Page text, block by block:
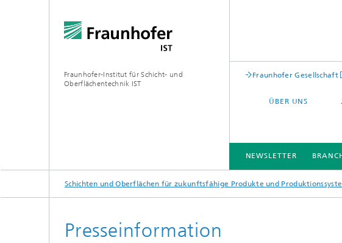
Fraunhofer-Institut für Schicht- und
Oberflächentechnik IST
Fraunhofer Gesellschaft
ÜBER UNS
NEWSLETTER
BRANCHENLÖSUNGEN
KOMPETENZEN
TECHNOLOGIEN
ZUSAMMENARBEIT
Schichten und Oberflächen für zukunftsfähige Produkte und
Presseinformation